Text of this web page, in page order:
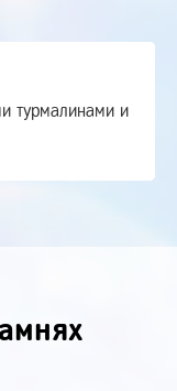
турмалинами и